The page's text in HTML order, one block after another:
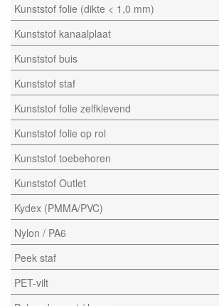
Kunststof folie (dikte < 1,0 mm)
Kunststof kanaalplaat
Kunststof buis
Kunststof staf
Kunststof folie zelfklevend
Kunststof folie op rol
Kunststof toebehoren
Kunststof Outlet
Kydex (PMMA/PVC)
Nylon / PA6
Peek staf
PET-vilt